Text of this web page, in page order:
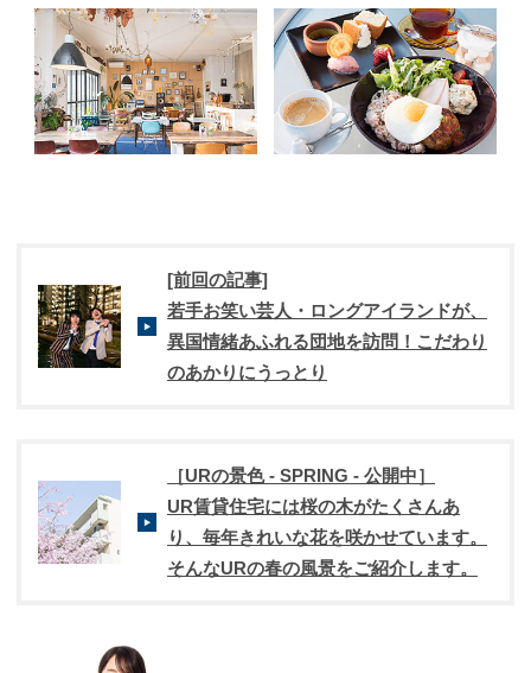
[前回の記事]
若手お笑い芸人・ロングアイランドが、
異国情緒あふれる団地を訪問！こだわり
のあかりにうっとり
［URの景色 - SPRING - 公開中］
UR賃貸住宅には桜の木がたくさんあ
り、毎年きれいな花を咲かせています。
そんなURの春の風景をご紹介します。